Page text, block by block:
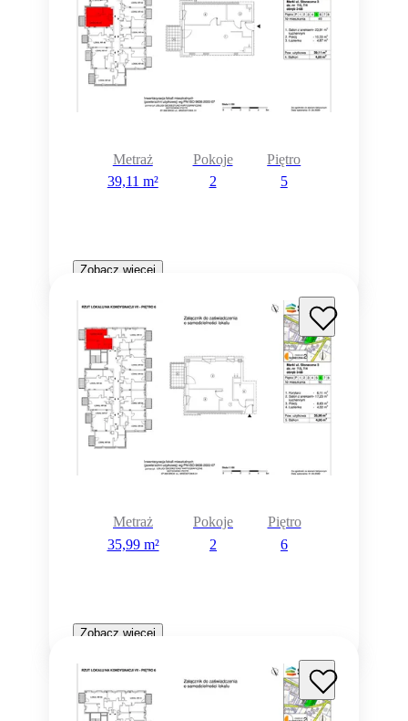
Metraż
39,11 m²
Pokoje
2
Piętro
5
Zobacz więcej
Metraż
35,99 m²
Pokoje
2
Piętro
6
Zobacz więcej